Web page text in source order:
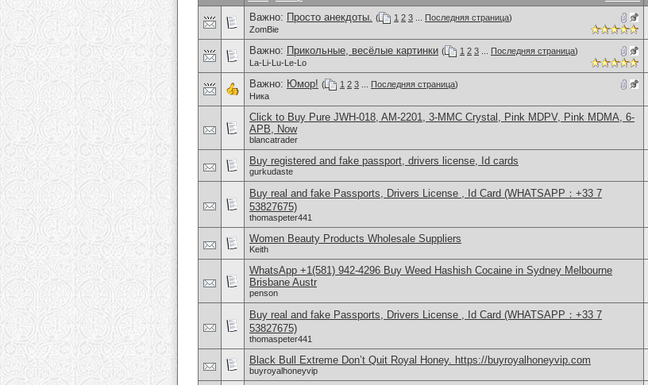
Важно: Просто анекдоты. ( 1 2 3 Последняя страница)
ZomBie
Важно: Прикольные, весёлые картинки ( 1 2 3 Последняя страница)
La-Li-Lu-Le-Lo
Важно: Юмор! ( 1 2 3 Последняя страница)
Ника
Click to Buy Pure JWH-018, AM-2201, 3-MMC Crystal, Pink MDPV, Pink MDMA, 6-
APB, Now
blancatrader
Buy registered and fake passport, drivers license, Id cards
gurkudaste
Buy real and fake Passports, Drivers License , Id Card (WHATSAPP：+33 7
53827675)
thomaspeter441
Women Beauty Products Wholesale Suppliers
Keith
WhatsApp +1(581) 942-4296 Buy Weed Hashish Cocaine in Sydney Melbourne
Brisbane Austr
penson
Buy real and fake Passports, Drivers License , Id Card (WHATSAPP：+33 7
53827675)
thomaspeter441
Black Bull Extreme Don’t Quit Royal Honey. https://buyroyalhoneyvip.com
buyroyalhoneyvip